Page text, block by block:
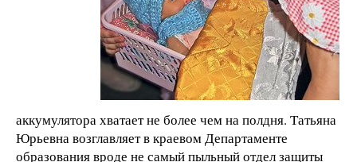
аккумулятора хватает не более чем на полдня. Татьяна
Юрьевна возглавляет в краевом Департаменте
образования вроде не самый пыльный отдел защиты